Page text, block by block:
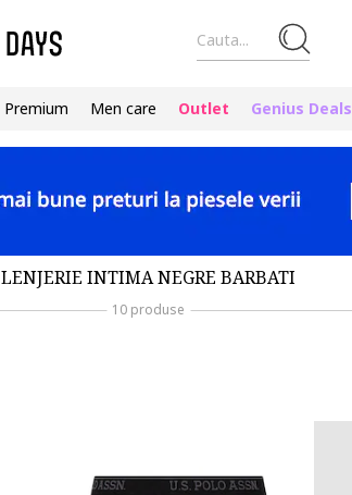
Cauta...
Premium Men care Outlet Genius Deals
LENJERIE INTIMA NEGRE BARBATI
10 produse